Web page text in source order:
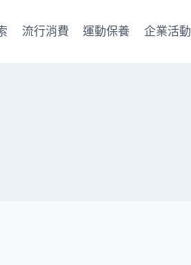
流行消費 運動保養 企業活動